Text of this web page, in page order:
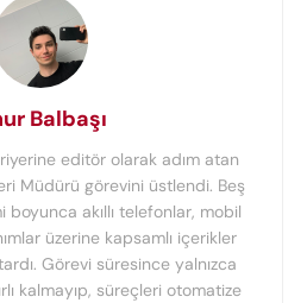
Balbaşı
editör olarak adım atan
Müdürü görevini üstlendi. Beş
boyunca akıllı telefonlar, mobil
üzerine kapsamlı içerikler
Görevi süresince yalnızca
kalmayıp, süreçleri otomatize